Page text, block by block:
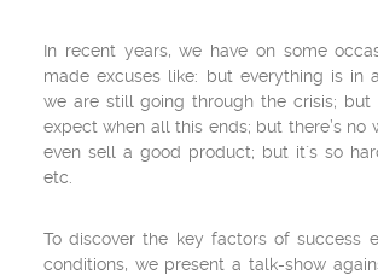
In recent years, we have on some
made excuses like: but everything is in
we are still going through the crisis; but
expect when all this ends; but there’s no
even sell a good product; but it´s so
etc.
To discover the key factors of success
conditions, we present a talk-show